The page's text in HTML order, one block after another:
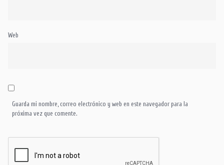
Web
Guarda mi nombre, correo electrónico y web en este navegador para la
próxima vez que comente.